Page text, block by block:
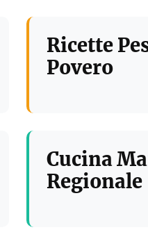
Ricette
Povero
Cucina
Regionale